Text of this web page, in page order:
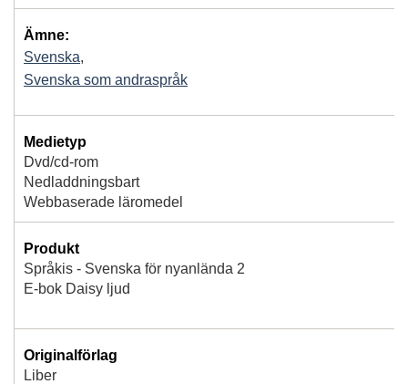
Ämne:
Svenska,
Svenska som andraspråk
Medietyp
Dvd/cd-rom
Nedladdningsbart
Webbaserade läromedel
Produkt
Språkis - Svenska för nyanlända 2
E-bok Daisy ljud
Originalförlag
Liber